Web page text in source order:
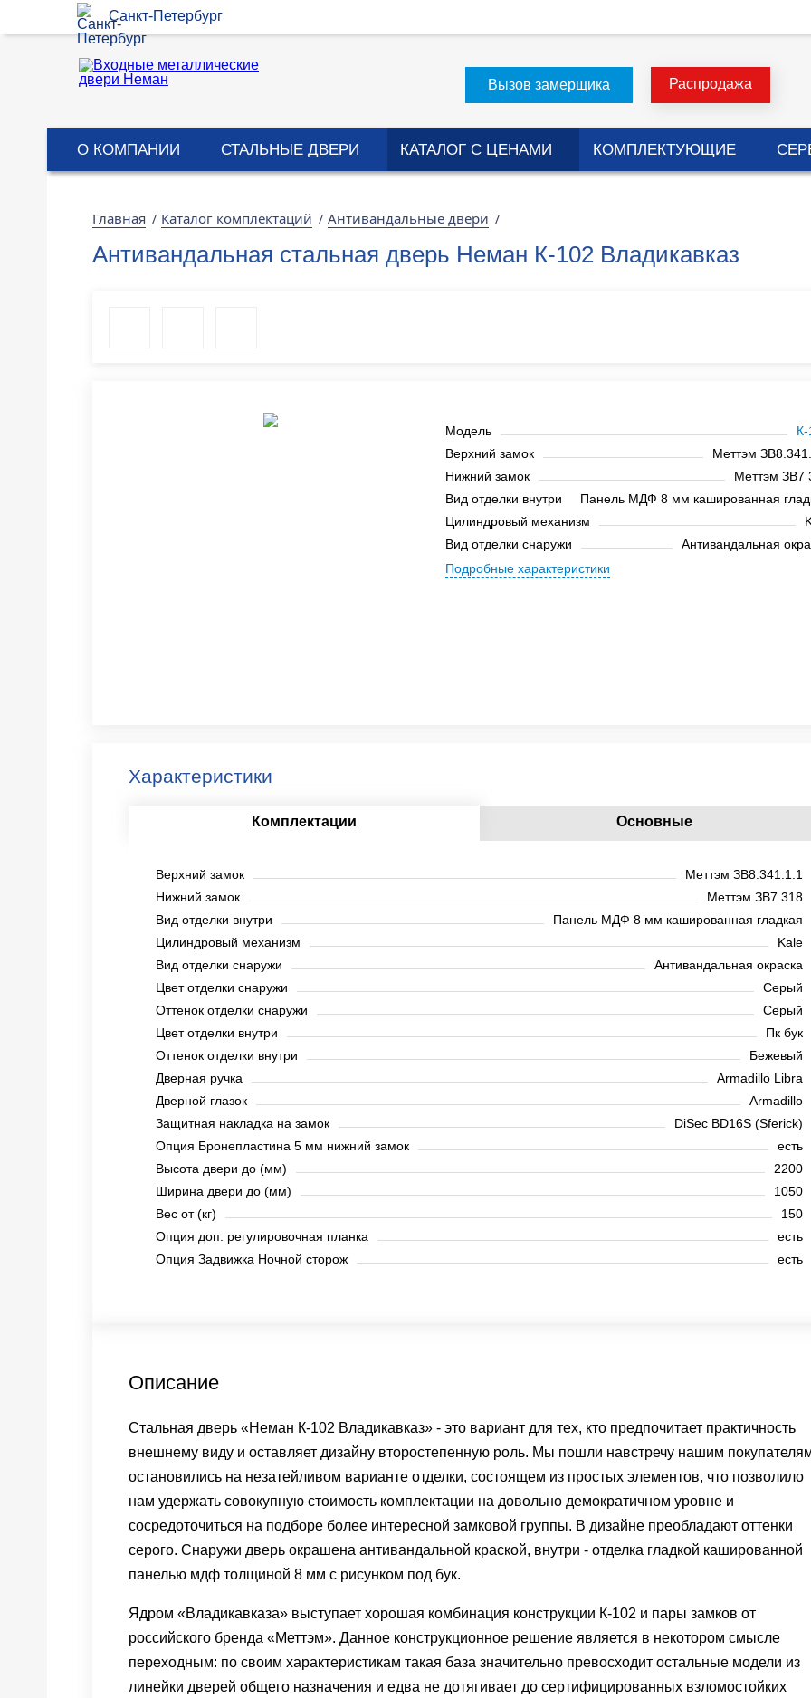
Санкт-Петербург
Вызов замерщика Распродажа
О КОМПАНИИ СТАЛЬНЫЕ ДВЕРИ КАТАЛОГ С ЦЕНАМИ КОМПЛЕКТУЮЩИЕ
Главная / Каталог комплектаций / Антивандальные двери /
Антивандальная стальная дверь Неман К-102 Владикавказ
Модель
Верхний замок
Меттэм
Нижний замок
Меттэм ЗВ7
Вид отделки внутри
Панель МДФ 8 мм кашированная
Цилиндровый механизм
Вид отделки снаружи
Антивандальная
Подробные характеристики
Характеристики
Комплектации Основные
Верхний замок
Меттэм ЗВ8.341.1.1
Нижний замок
Меттэм ЗВ7 318
Вид отделки внутри
Панель МДФ 8 мм кашированная гладкая
Цилиндровый механизм
Kale
Вид отделки снаружи
Антивандальная окраска
Цвет отделки снаружи
Серый
Оттенок отделки снаружи
Серый
Цвет отделки внутри
Пк бук
Оттенок отделки внутри
Бежевый
Дверная ручка
Armadillo Libra
Дверной глазок
Armadillo
Защитная накладка на замок
DiSec BD16S (Sferick)
Опция Бронепластина 5 мм нижний замок
есть
Высота двери до (мм)
2200
Ширина двери до (мм)
1050
Вес от (кг)
150
Опция доп. регулировочная планка
есть
Опция Задвижка Ночной сторож
есть
Описание
Стальная дверь «Неман К-102 Владикавказ» - это вариант для тех, кто предпочитает практичность
внешнему виду и оставляет дизайну второстепенную роль. Мы пошли навстречу нашим
остановились на незатейливом варианте отделки, состоящем из простых элементов, что позволило
нам удержать совокупную стоимость комплектации на довольно демократичном уровне и
сосредоточиться на подборе более интересной замковой группы. В дизайне преобладают оттенки
серого. Снаружи дверь окрашена антивандальной краской, внутри - отделка гладкой кашированной
панелью мдф толщиной 8 мм с рисунком под бук.
Ядром «Владикавказа» выступает хорошая комбинация конструкции К-102 и пары замков от
российского бренда «Меттэм». Данное конструкционное решение является в некотором смысле
переходным: по своим характеристикам такая база значительно превосходит остальные модели из
линейки дверей общего назначения и едва не дотягивает до сертифицированных взломостойких